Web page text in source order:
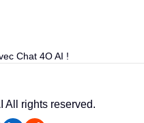
Chat 4O AI !
All rights reserved.